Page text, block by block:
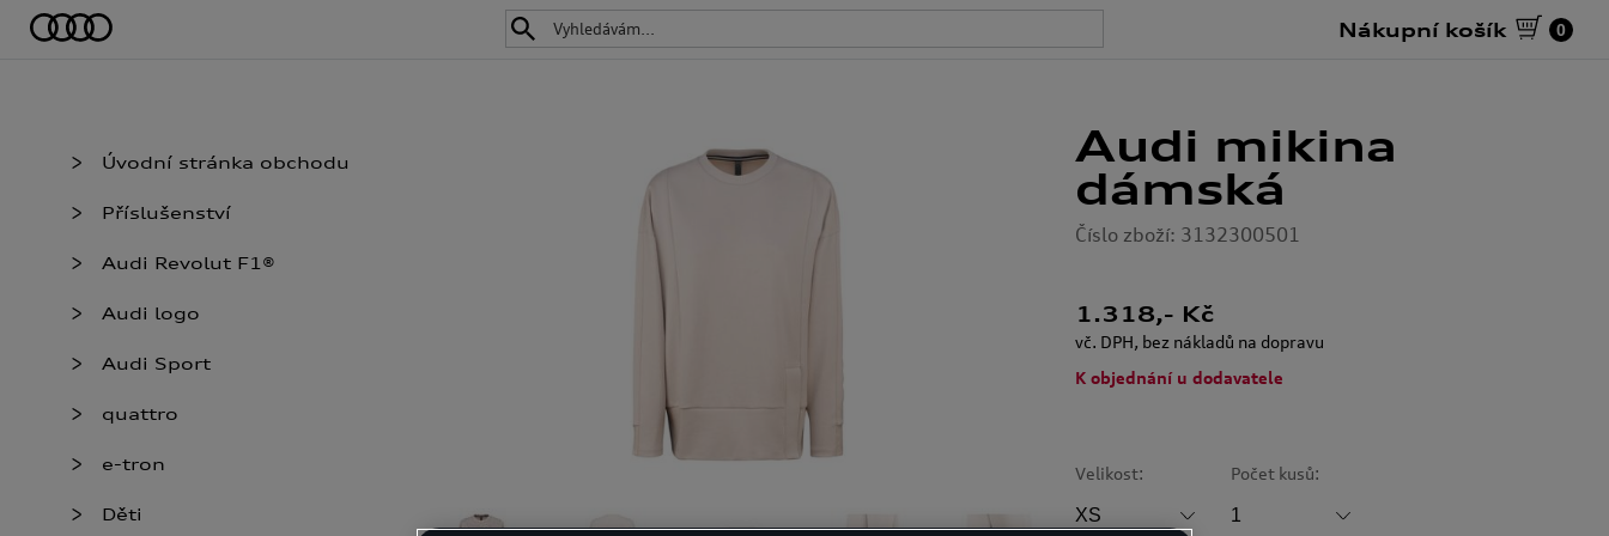
Nákupní košík 0
Úvodní stránka obchodu
Příslušenství
Audi Revolut F1®
Audi logo
Audi Sport
quattro
e-tron
Děti
Audi mikina
dámská
Číslo zboží: 3132300501
1.318,- Kč
vč. DPH, bez nákladů na dopravu
K objednání u dodavatele
Velikost: Počet kusů: